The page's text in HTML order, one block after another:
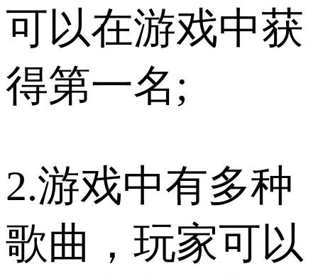
可以在游戏中获
得第一名;
2.游戏中有多种
歌曲，玩家可以